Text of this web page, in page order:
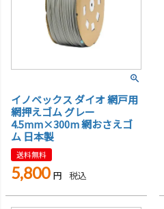
イノベックス ダイオ 網戸用
網押えゴム グレー
4.5mm×300m 網おさえゴ
ム 日本製
送料無料
5,800 税込